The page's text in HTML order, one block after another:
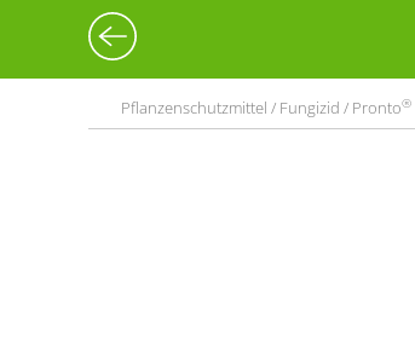
Pflanzenschutzmittel / Fungizid / Pronto®